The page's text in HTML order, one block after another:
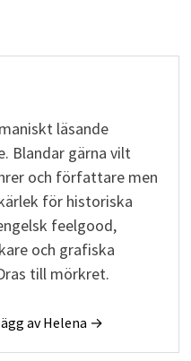
läsande
Blandar gärna vilt
och författare men
för historiska
feelgood,
och grafiska
till mörkret.
av Helena →